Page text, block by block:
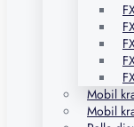
Mobil
Mobil